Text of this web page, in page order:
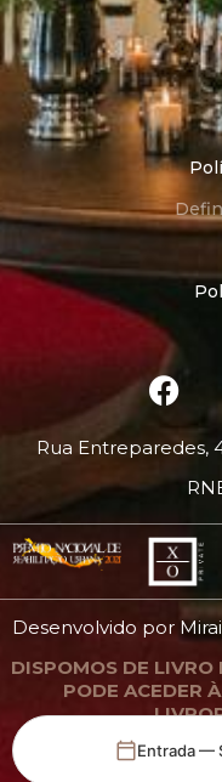
Entrada —
Rua Entreparedes,
Desenvolvido por Mirai
DISPOMOS DE LIVRO
PODE ACEDER